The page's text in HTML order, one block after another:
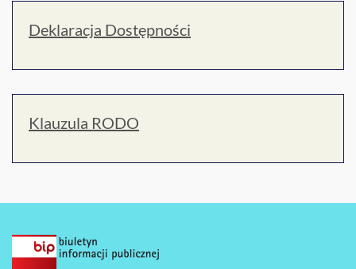
Deklaracja Dostępności
Klauzula RODO